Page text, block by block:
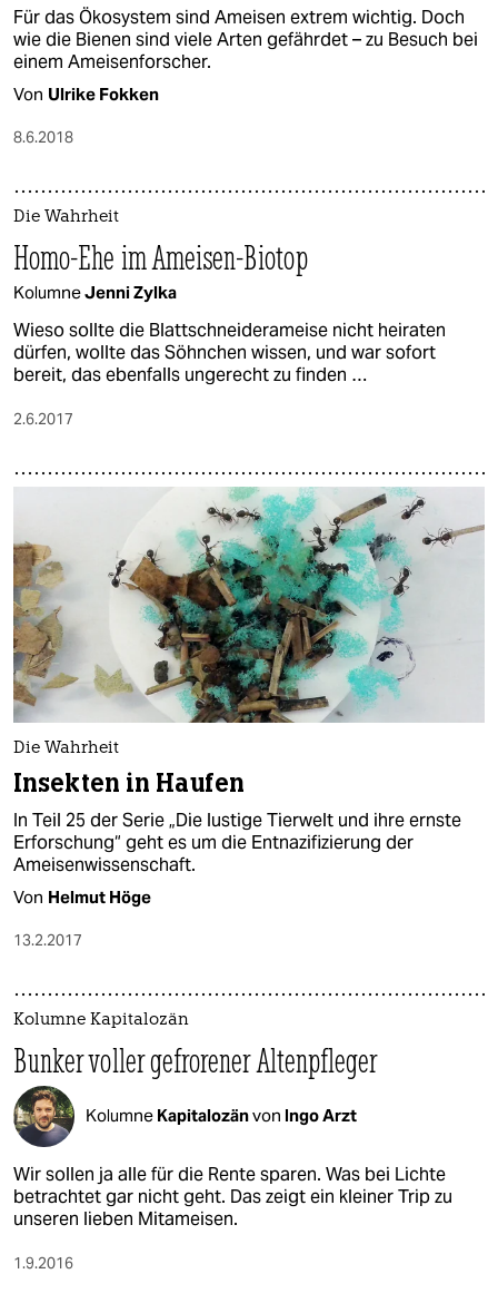
Für das Ökosystem sind Ameisen extrem wichtig. Doch
wie die Bienen sind viele Arten gefährdet – zu Besuch bei
einem Ameisenforscher.
Von Ulrike Fokken
8.6.2018
Die Wahrheit
Homo-Ehe im Ameisen-Biotop
KolumneJenni Zylka
Wieso sollte die Blattschneiderameise nicht heiraten
dürfen, wollte das Söhnchen wissen, und war sofort
bereit, das ebenfalls ungerecht zu finden …
2.6.2017
Die Wahrheit
Insekten in Haufen
In Teil 25 der Serie „Die lustige Tierwelt und ihre ernste
Erforschung“ geht es um die Entnazifizierung der
Ameisenwissenschaft.
Von Helmut Höge
13.2.2017
Kolumne Kapitalozän
Bunker voller gefrorener Altenpfleger
Kolumne Kapitalozänvon Ingo Arzt
Wir sollen ja alle für die Rente sparen. Was bei Lichte
betrachtet gar nicht geht. Das zeigt ein kleiner Trip zu
unseren lieben Mitameisen.
1.9.2016